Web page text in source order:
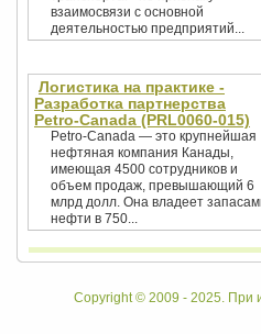
взаимосвязи с основной
деятельностью предприятий...
Логистика на практике -
Разработка партнерства
Petro-Canada (PRL0060-015)
Petro-Canada — это крупнейшая
нефтяная компания Канады,
имеющая 4500 сотрудников и
объем продаж, превышающий 6
млрд долл. Она владеет
нефти в 750...
Copyright © 2009 - 2025. При